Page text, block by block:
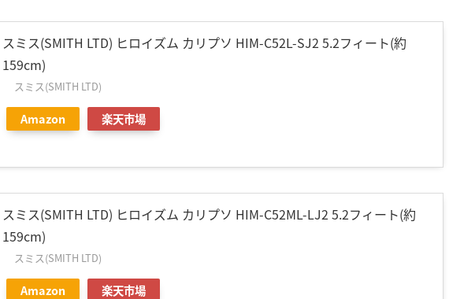
スミス(SMITH LTD) ヒロイズム カリプソ HIM-C52L-SJ2 5.2フィート(約
159cm)
スミス(SMITH LTD)
Amazon 楽天市場
スミス(SMITH LTD) ヒロイズム カリプソ HIM-C52ML-LJ2 5.2フィート(約
159cm)
スミス(SMITH LTD)
Amazon 楽天市場